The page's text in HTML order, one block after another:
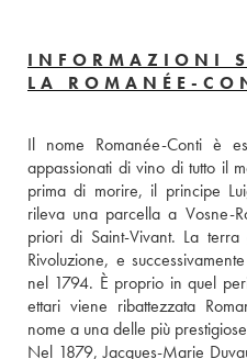
INFORMAZIONI
LA ROMANÉE-
Il nome Romanée-Conti è
appassionati di vino di tutto il
prima di morire, il principe
rileva una parcella a Vosne-
priori di Saint-Vivant. La
Rivoluzione, e
nel 1794. È proprio in quel
ettari viene ribattezzata
nome a una delle più
Nel 1879, Jacques-Marie